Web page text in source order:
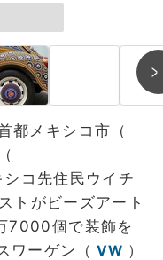
都メキシコ市（
シコ先住民ウイチ
トがビーズアート
7000個で装飾を
ワーゲン（ VW ）